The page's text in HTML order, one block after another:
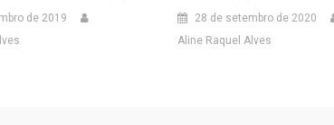
de 2019
28 de setembro de 2020
Aline Raquel Alves